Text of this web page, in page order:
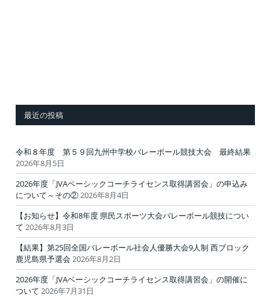
最近の投稿
令和８年度 第５９回九州中学校バレーボール競技大会 最終結果
2026年8月5日
2026年度「JVAベーシックコーチライセンス取得講習会」の申込み
について～その②2026年8月4日
【お知らせ】令和8年度 県民スポーツ大会バレーボール競技につい
て 2026年8月3日
【結果】第25回全国バレーボール社会人優勝大会9人制 西ブロック
鹿児島県予選会 2026年8月2日
2026年度「JVAベーシックコーチライセンス取得講習会」の開催に
ついて 2026年7月31日